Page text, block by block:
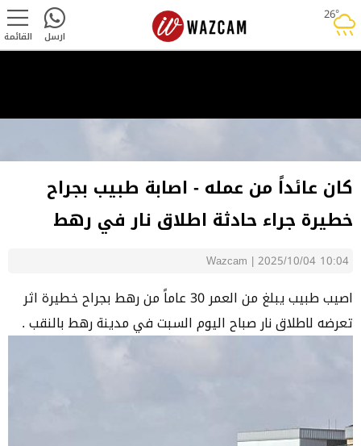
26°rainy القائمة ارسل
كان عائداً من عمله - اصابة طبيب بجراح
خطيرة جراء حادثة اطلاق نار في رهط
Wazcam | 2025/10/04 10:04
اصيب طبيب يبلغ من العمر 30 عاماً من رهط بجراح خطيرة اثر
تعرضه لاطلاق نار صباح اليوم السبت في مدينة رهط بالنقب .